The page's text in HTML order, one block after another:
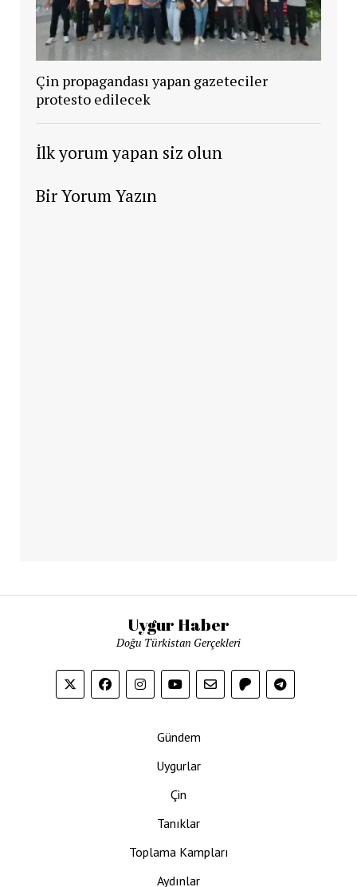
Çin propagandası yapan gazeteciler
protesto edilecek
İlk yorum yapan siz olun
Bir Yorum Yazın
Uygur Haber
Doğu Türkistan Gerçekleri
Gündem
Uygurlar
Çin
Tanıklar
Toplama Kampları
Aydınlar